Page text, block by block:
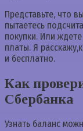
Представьте, что
пытаетесь
покупки. Или
платы. Я
и бесплатно.
Как
Сбербанка
Узнать баланс